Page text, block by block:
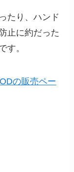
たり、ハンド
止に約だった
す。
の販売ペー